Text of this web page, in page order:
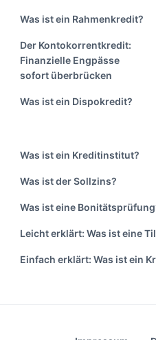
Was ist ein Rahmenkredit?
Der Kontokorrentkredit:
Finanzielle Engpässe
sofort überbrücken
Was ist ein Dispokredit?
Was ist ein Kreditinstitut?
Was ist der Sollzins?
Was ist eine
Leicht erklärt: Was ist eine
Einfach erklärt: Was ist ein